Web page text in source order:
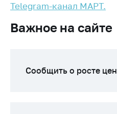
Регулирование
деятельности
Применение мер
Telegram-канал МАРТ.
Важное на сайте
Сообщить о росте цен